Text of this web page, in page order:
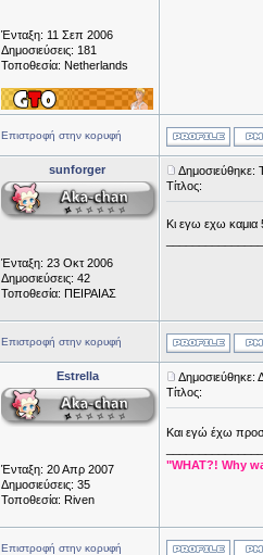
Ένταξη: 11 Σεπ 2006
Δημοσιεύσεις: 181
Τοποθεσία: Netherlands
Επιστροφή στην κορυφή
sunforger
Ένταξη: 23 Οκτ 2006
Δημοσιεύσεις: 42
Τοποθεσία: ΠΕΙΡΑΙΑΣ
Δημοσιεύθηκε:
Τίτλος:
Κι εγω εχω καμια
Επιστροφή στην κορυφή
Estrella
Ένταξη: 20 Απρ 2007
Δημοσιεύσεις: 35
Τοποθεσία: Riven
Δημοσιεύθηκε:
Τίτλος:
Kαι εγώ έχω
"WHAT?! Why
Επιστροφή στην κορυφή